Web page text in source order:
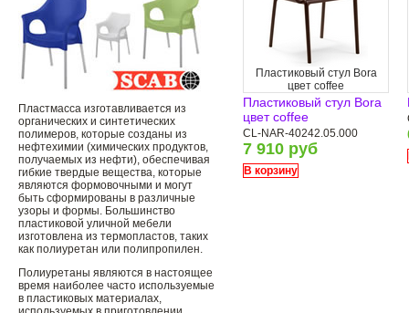
Пластмасса изготавливается из
органических и синтетических
полимеров, которые созданы из
нефтехимии (химических продуктов,
получаемых из нефти), обеспечивая
гибкие твердые вещества, которые
являются формовочными и могут
быть сформированы в различные
узоры и формы. Большинство
пластиковой уличной мебели
изготовлена ​​из термопластов, таких
как полиуретан или полипропилен.
Полиуретаны являются в настоящее
время наиболее часто используемые
в пластиковых материалах,
Пластиковый стул Bora
цвет coffee
Пластиковый стул Bora
цвет coffee
CL-NAR-40242.05.000
7 910 руб
В корзину